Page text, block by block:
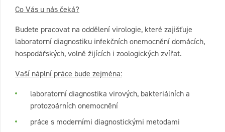
Co Vás u nás čeká?
Budete pracovat na oddělení virologie, které zajišťuje
laboratorní diagnostiku infekčních onemocnění domácích,
hospodářských, volně žijících i zoologických zvířat.
Vaší náplní práce bude zejména:
laboratorní diagnostika virových, bakteriálních a
protozoárních onemocnění
práce s moderními diagnostickými metodami